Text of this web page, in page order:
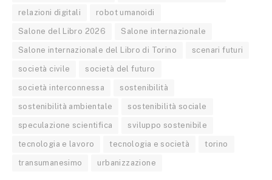
relazioni digitali robot umanoidi
Salone del Libro 2026 Salone internazionale
Salone internazionale del Libro di Torino scenari futuri
società civile società del futuro
società interconnessa sostenibilità
sostenibilità ambientale sostenibilità sociale
speculazione scientifica sviluppo sostenibile
tecnologia e lavoro tecnologia e società torino
transumanesimo urbanizzazione